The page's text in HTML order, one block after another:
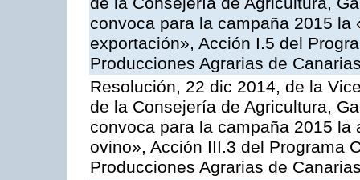
convoca para la campaña 2015
exportación», Acción I.5 del
Producciones Agrarias de
Resolución, 22 dic 2014, de la
de la Consejería de Agricultura,
convoca para la campaña 2015
ovino», Acción III.3 del Programa
Producciones Agrarias de